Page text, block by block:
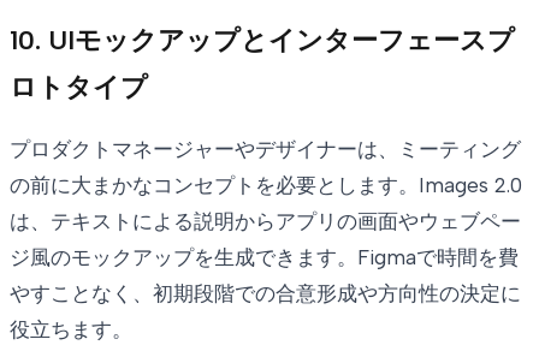
10. UIモックアップとインターフェースプ
ロトタイプ
プロダクトマネージャーやデザイナーは、ミーティング
の前に大まかなコンセプトを必要とします。Images 2.0
は、テキストによる説明からアプリの画面やウェブペー
ジ風のモックアップを生成できます。Figmaで時間を費
やすことなく、初期段階での合意形成や方向性の決定に
役立ちます。